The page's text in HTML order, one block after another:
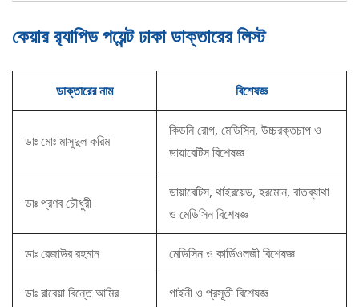
কেয়ার র‌্যাপিড পয়েন্ট ঢাকা ডাক্তারের লিস্ট
ডাক্তারের নাম বিশেষজ্ঞ
ডাঃ মোঃ মাসুদুল করিম
কিডনি রোগ, মেডিসিন, উচ্চরক্তচাপ ও
ডায়াবেটিস বিশেষজ্ঞ
ডাঃ প্রণব চৌধুরী
ডায়াবেটিস, থাইরয়েড, হরমোন, বাতব্যাথা
ও মেডিসিন বিশেষজ্ঞ
ডাঃ রেজাউর রহমান মেডিসিন ও কার্ডিওলজী বিশেষজ্ঞ
ডাঃ রাবেয়া বিন্তে আমির গাইনী ও প্রসূতী বিশেষজ্ঞ